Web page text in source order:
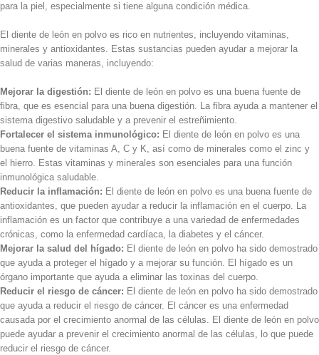
para la piel, especialmente si tiene alguna condición médica.
El diente de león en polvo es rico en nutrientes, incluyendo vitaminas,
minerales y antioxidantes. Estas sustancias pueden ayudar a mejorar la
salud de varias maneras, incluyendo:
Mejorar la digestión: El diente de león en polvo es una buena fuente de
fibra, que es esencial para una buena digestión. La fibra ayuda a mantener el
sistema digestivo saludable y a prevenir el estreñimiento.
Fortalecer el sistema inmunológico: El diente de león en polvo es una
buena fuente de vitaminas A, C y K, así como de minerales como el zinc y
el hierro. Estas vitaminas y minerales son esenciales para una función
inmunológica saludable.
Reducir la inflamación: El diente de león en polvo es una buena fuente de
antioxidantes, que pueden ayudar a reducir la inflamación en el cuerpo. La
inflamación es un factor que contribuye a una variedad de enfermedades
crónicas, como la enfermedad cardíaca, la diabetes y el cáncer.
Mejorar la salud del hígado: El diente de león en polvo ha sido demostrado
que ayuda a proteger el hígado y a mejorar su función. El hígado es un
órgano importante que ayuda a eliminar las toxinas del cuerpo.
Reducir el riesgo de cáncer: El diente de león en polvo ha sido demostrado
que ayuda a reducir el riesgo de cáncer. El cáncer es una enfermedad
causada por el crecimiento anormal de las células. El diente de león en polvo
puede ayudar a prevenir el crecimiento anormal de las células, lo que puede
reducir el riesgo de cáncer.